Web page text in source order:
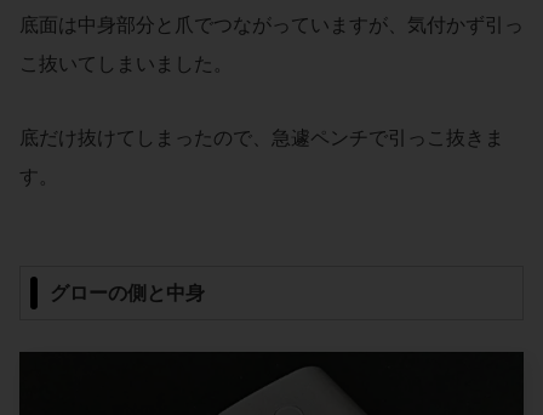
底面は中身部分と爪でつながっていますが、気付かず引っ
こ抜いてしまいました。
底だけ抜けてしまったので、急遽ペンチで引っこ抜きま
す。
グローの側と中身